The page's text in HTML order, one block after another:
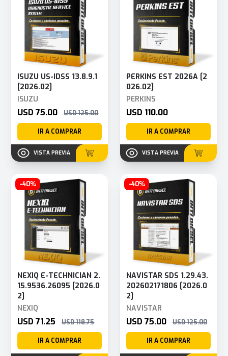
ISUZU US-IDSS 13.8.9.1
[2026.02]
ISUZU
USD 75.00 USD 125.00
IR A COMPRAR
VISTA PREVIA
PERKINS EST 2026A [2
026.02]
PERKINS
USD 110.00
IR A COMPRAR
VISTA PREVIA
-40%
NEXIQ E-TECHNICIAN 2.
15.9536.26095 [2026.0
2]
NEXIQ
USD 71.25 USD 118.75
IR A COMPRAR
-40%
NAVISTAR SDS 1.29.43.
202602171806 [2026.0
2]
NAVISTAR
USD 75.00 USD 125.00
IR A COMPRAR